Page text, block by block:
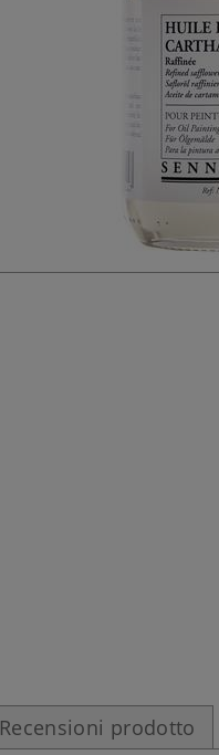
Recensioni prodotto